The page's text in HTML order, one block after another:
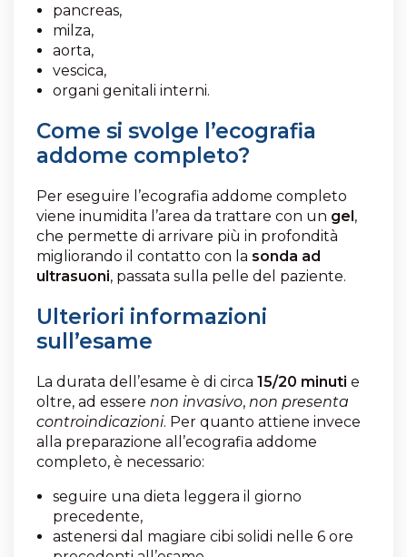
pancreas,
milza,
aorta,
vescica,
organi genitali interni.
Come si svolge l’ecografia
addome completo?
Per eseguire l’ecografia addome completo
viene inumidita l’area da trattare con un gel,
che permette di arrivare più in profondità
migliorando il contatto con la sonda ad
ultrasuoni, passata sulla pelle del paziente.
Ulteriori informazioni
sull’esame
La durata dell’esame è di circa 15/20 minuti e
oltre, ad essere non invasivo, non presenta
controindicazioni. Per quanto attiene invece
alla preparazione all’ecografia addome
completo, è necessario:
seguire una dieta leggera il giorno
precedente,
astenersi dal magiare cibi solidi nelle 6 ore